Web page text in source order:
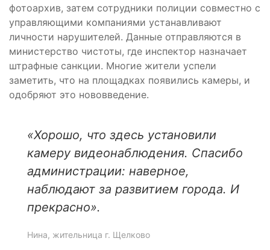
фотоархив, затем сотрудники полиции совместно с
управляющими компаниями устанавливают
личности нарушителей. Данные отправляются в
министерство чистоты, где инспектор назначает
штрафные санкции. Многие жители успели
заметить, что на площадках появились камеры, и
одобряют это нововведение.
«Хорошо, что здесь установили
камеру видеонаблюдения. Спасибо
администрации: наверное,
наблюдают за развитием города. И
прекрасно».
Нина, жительница г. Щелково